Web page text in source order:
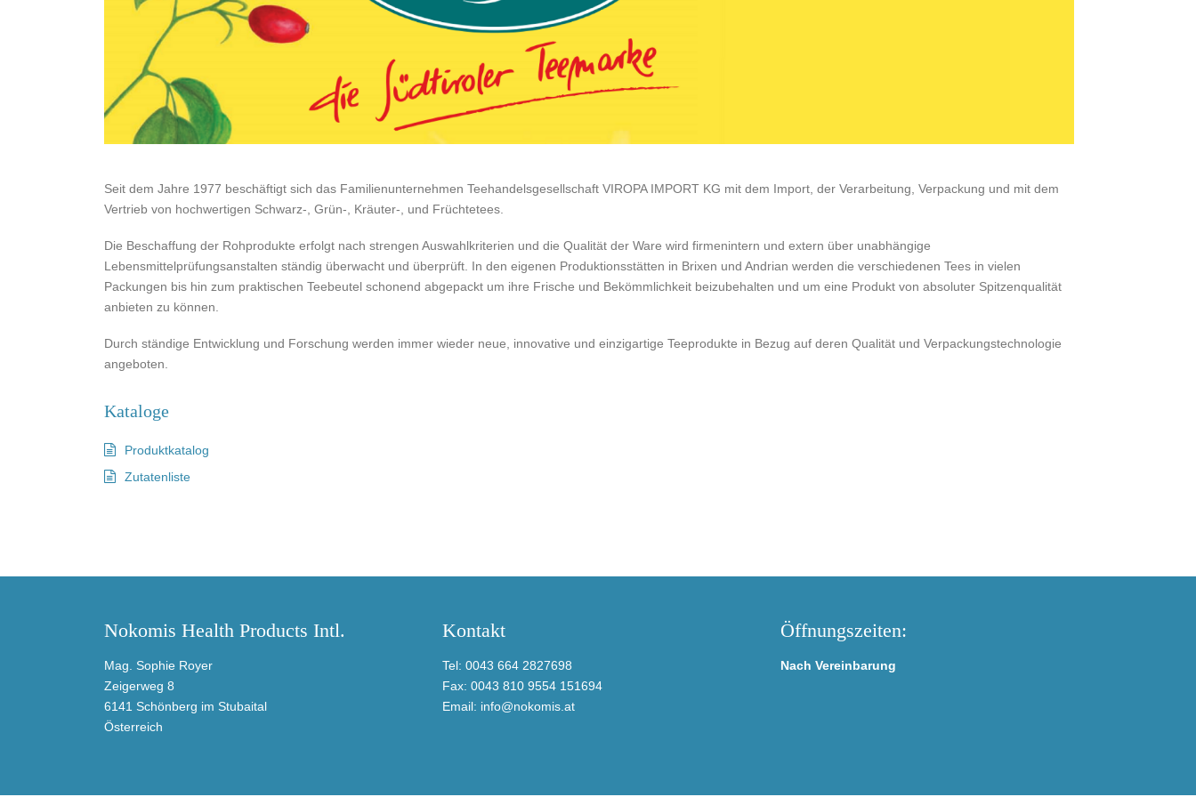
Seit dem Jahre 1977 beschäftigt sich das Familienunternehmen Teehandelsgesellschaft VIROPA IMPORT KG mit dem Import, der Verarbeitung, Verpackung und mit dem
Vertrieb von hochwertigen Schwarz-, Grün-, Kräuter-, und Früchtetees.
Die Beschaffung der Rohprodukte erfolgt nach strengen Auswahlkriterien und die Qualität der Ware wird firmenintern und extern über unabhängige
Lebensmittelprüfungsanstalten ständig überwacht und überprüft. In den eigenen Produktionsstätten in Brixen und Andrian werden die verschiedenen Tees in vielen
Packungen bis hin zum praktischen Teebeutel schonend abgepackt um ihre Frische und Bekömmlichkeit beizubehalten und um eine Produkt von absoluter Spitzenqualität
anbieten zu können.
Durch ständige Entwicklung und Forschung werden immer wieder neue, innovative und einzigartige Teeprodukte in Bezug auf deren Qualität und Verpackungstechnologie
angeboten.
Kataloge
Produktkatalog
Zutatenliste
Nokomis Health Products Intl.
Mag. Sophie Royer
Zeigerweg 8
6141 Schönberg im Stubaital
Österreich
Kontakt
Tel: 0043 664 2827698
Fax: 0043 810 9554 151694
Email: info@nokomis.at
Öffnungszeiten:
Nach Vereinbarung